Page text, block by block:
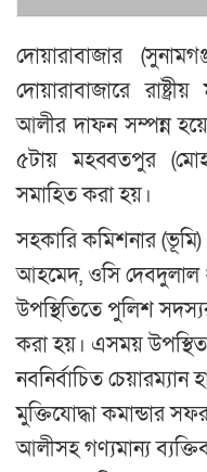
দোয়ারাবাজার
দোয়ারাবাজারে
আলীর দাফন সম্পন্ন
৫টায় মহব্বতপুর
সমাহিত করা হয়।
সহকারি কমিশনার (ভূমি)
আহমেদ, ওসি
উপস্থিতিতে পুলিশ
করা হয়। এসময়
নবনির্বাচিত
মুক্তিযোদ্ধা কমান্ডার
আলীসহ গণ্যমান্য